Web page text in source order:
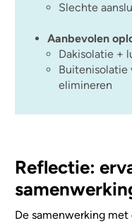
Slechte
Aanbevolen
Dakisolatie +
Buitenisolatie
elimineren
Reflectie:
De samenwerking